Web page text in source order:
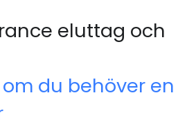
eluttag och
du behöver en